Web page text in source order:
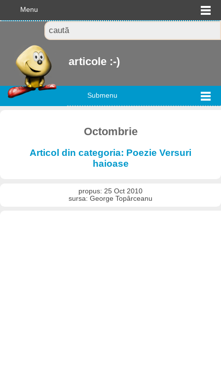
Menu
articole :-)
Submenu
Octombrie
Articol din categoria: Poezie Versuri
haioase
propus: 25 Oct 2010
sursa: George Topârceanu